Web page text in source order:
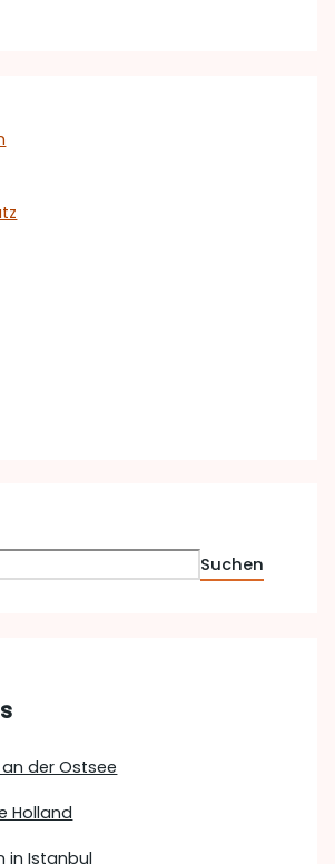
Suchen
der Ostsee
Holland
in Istanbul